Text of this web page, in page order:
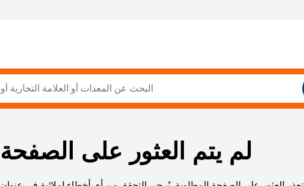
لم يتم العثور على الصفحة